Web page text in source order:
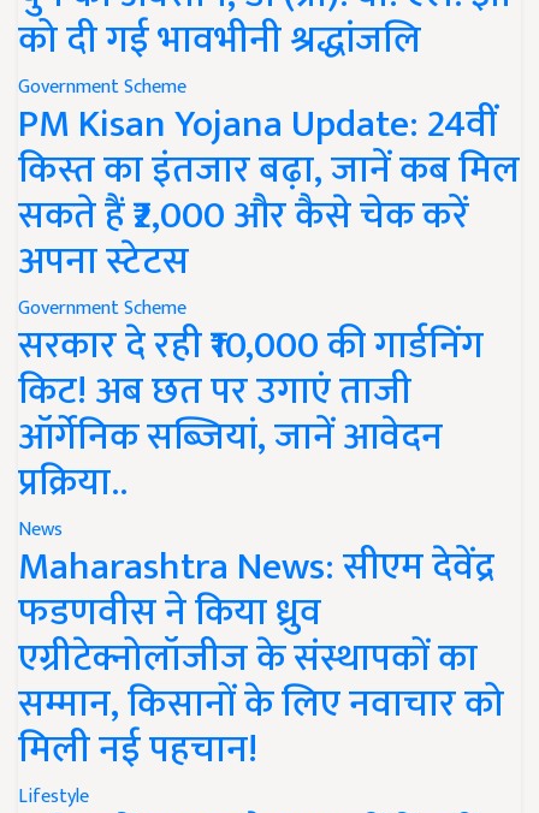
को दी गई भावभीनी श्रद्धांजलि
Government Scheme
PM Kisan Yojana Update: 24वीं
किस्त का इंतजार बढ़ा, जानें कब मिल
सकते हैं ₹2,000 और कैसे चेक करें
अपना स्टेटस
Government Scheme
सरकार दे रही ₹10,000 की गार्डनिंग
किट! अब छत पर उगाएं ताजी
ऑर्गेनिक सब्जियां, जानें आवेदन
प्रक्रिया..
News
Maharashtra News: सीएम देवेंद्र
फडणवीस ने किया ध्रुव
एग्रीटेक्नोलॉजीज के संस्थापकों का
सम्मान, किसानों के लिए नवाचार को
मिली नई पहचान!
Lifestyle